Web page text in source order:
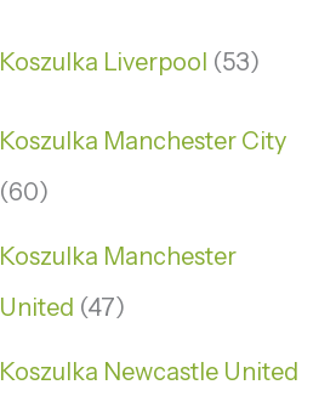
Koszulka Liverpool 53
Koszulka Manchester City
60
Koszulka Manchester
United 47
Koszulka Newcastle United